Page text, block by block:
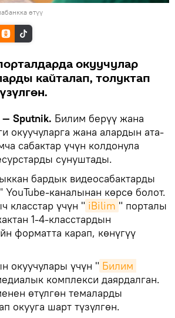
өтүү
окуучулар
кайталап, толуктап
Sputnik. Билим берүү жана
окуучуларга жана алардын ата-
сабактар үчүн колдонула
сунуштады.
бардык видеосабактарды
" YouTube-каналынан көрсө болот.
класстар үчүн " iBilim " порталы
1-4-класстардын
форматта карап, көнүгүү
окуучулары үчүн " Билим
комплекси даярдалган.
өтүлгөн темаларды
окууга шарт түзүлгөн.